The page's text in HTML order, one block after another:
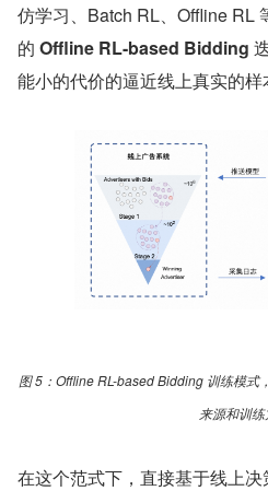
仿学习、Batch RL、Offline RL
的 Offline RL-based Bidding
能小的代价的逼近线上真实的样
图 5：Offline RL-based Bidding 训练模式
来源和训
在这个范式下，直接基于线上